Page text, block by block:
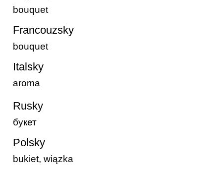
bouquet
Francouzsky
bouquet
Italsky
aroma
Rusky
букет
Polsky
bukiet, wiązka